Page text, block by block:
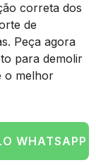
correta dos
de
Peça agora
para demolir
o melhor
WHATSAPP